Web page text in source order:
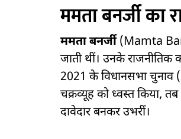
ममता बनर्जी का
ममता बनर्जी(Mamta
जाती थीं। उनके
2021 के विधानसभा
चक्रव्यूह को ध्वस्त किया,
दावेदार बनकर उभरीं।